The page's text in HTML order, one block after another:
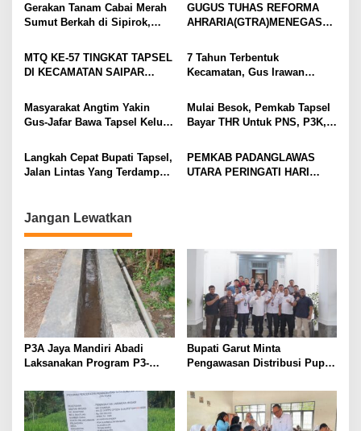
Gerakan Tanam Cabai Merah
Sumut Berkah di Sipirok,
Petani Manfaatkan Program
Terintegrasi dan KUR Nol
Persen
GUGUS TUHAS REFORMA
AHRARIA(GTRA)MENEGASKA
TAPSEL UNTUK
MENDUKUNG PROGRAM
DIMAKSUT
MTQ KE-57 TINGKAT TAPSEL
DI KECAMATAN SAIPAR
KECAMATAN SAYUR
MATINGGI MERAIH JUARA
UMUM.
7 Tahun Terbentuk
Kecamatan, Gus Irawan
MTQ Angkola Muara Tais
Masyarakat Angtim Yakin
Gus-Jafar Bawa Tapsel Keluar
Mulai Besok, Pemkab Tapsel
Bayar THR Untuk PNS, P3K,
Langkah Cepat Bupati Tapsel,
Jalan Lintas Yang Terdampak
PEMKAB PADANGLAWAS
UTARA PERINGATI HARI
Jangan Lewatkan
P3A Jaya Mandiri Abadi
Laksanakan Program P3-
Irigasi di Wanayasa
Bupati Garut Minta
Pengawasan Distribusi Pupuk
Pendaftaran RDKK
Dioptimalkan